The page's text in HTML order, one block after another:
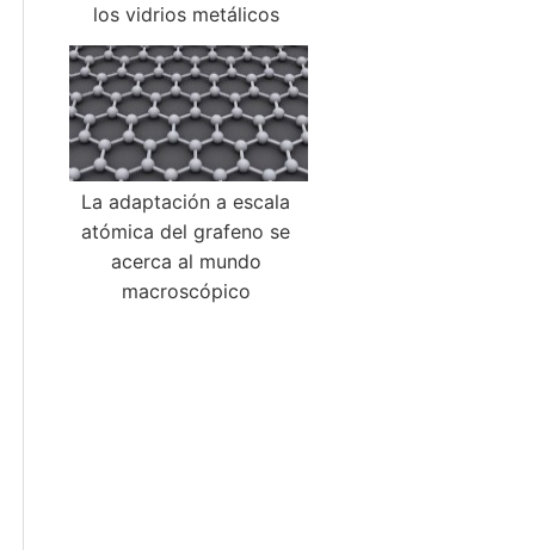
los vidrios metálicos
La adaptación a escala
atómica del grafeno se
acerca al mundo
macroscópico